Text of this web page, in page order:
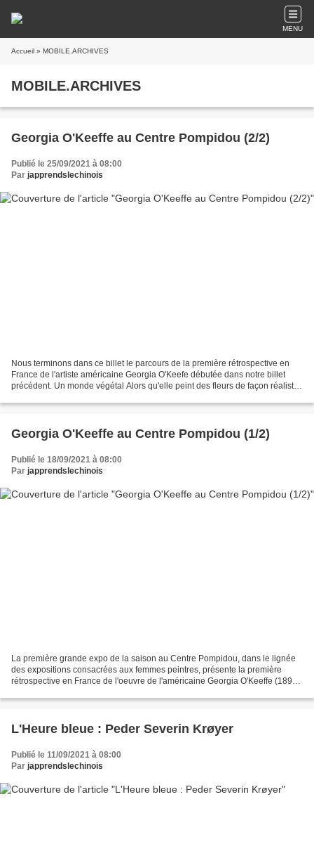
MENU
Accueil » MOBILE.ARCHIVES
MOBILE.ARCHIVES
Georgia O'Keeffe au Centre Pompidou (2/2)
Publié le 25/09/2021 à 08:00
Par japprendslechinois
Nous terminons dans ce billet le parcours de la première rétrospective en
France de l'artiste américaine Georgia O'Keefe débutée dans notre billet
précédent. Un monde végétal Alors qu'elle peint des fleurs de façon réaliste
Georgia O'Keeffe au Centre Pompidou (1/2)
Publié le 18/09/2021 à 08:00
Par japprendslechinois
La première grande expo de la saison au Centre Pompidou, dans le lignée
des expositions consacrées aux femmes peintres, présente la première
rétrospective en France de l'oeuvre de l'américaine Georgia O'Keeffe (1897-
L'Heure bleue : Peder Severin Krøyer
Publié le 11/09/2021 à 08:00
Par japprendslechinois